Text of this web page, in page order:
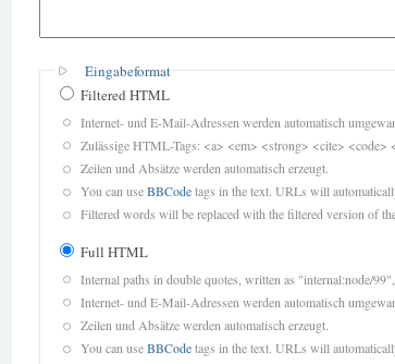
Eingabeformat
Filtered HTML
Internet- und E-Mail-Adressen werden automatisch
Zulässige HTML-Tags: <a> <em> <strong> <cite>
Zeilen und Absätze werden automatisch erzeugt.
You can useBBCodetags in the text. URLs will
Filtered words will be replaced with the filtered version of
Full HTML
Internal paths in double quotes, written as "internal:node/
Internet- und E-Mail-Adressen werden automatisch
Zeilen und Absätze werden automatisch erzeugt.
You can useBBCodetags in the text. URLs will